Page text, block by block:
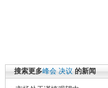
搜索更多峰会 决议 的新闻